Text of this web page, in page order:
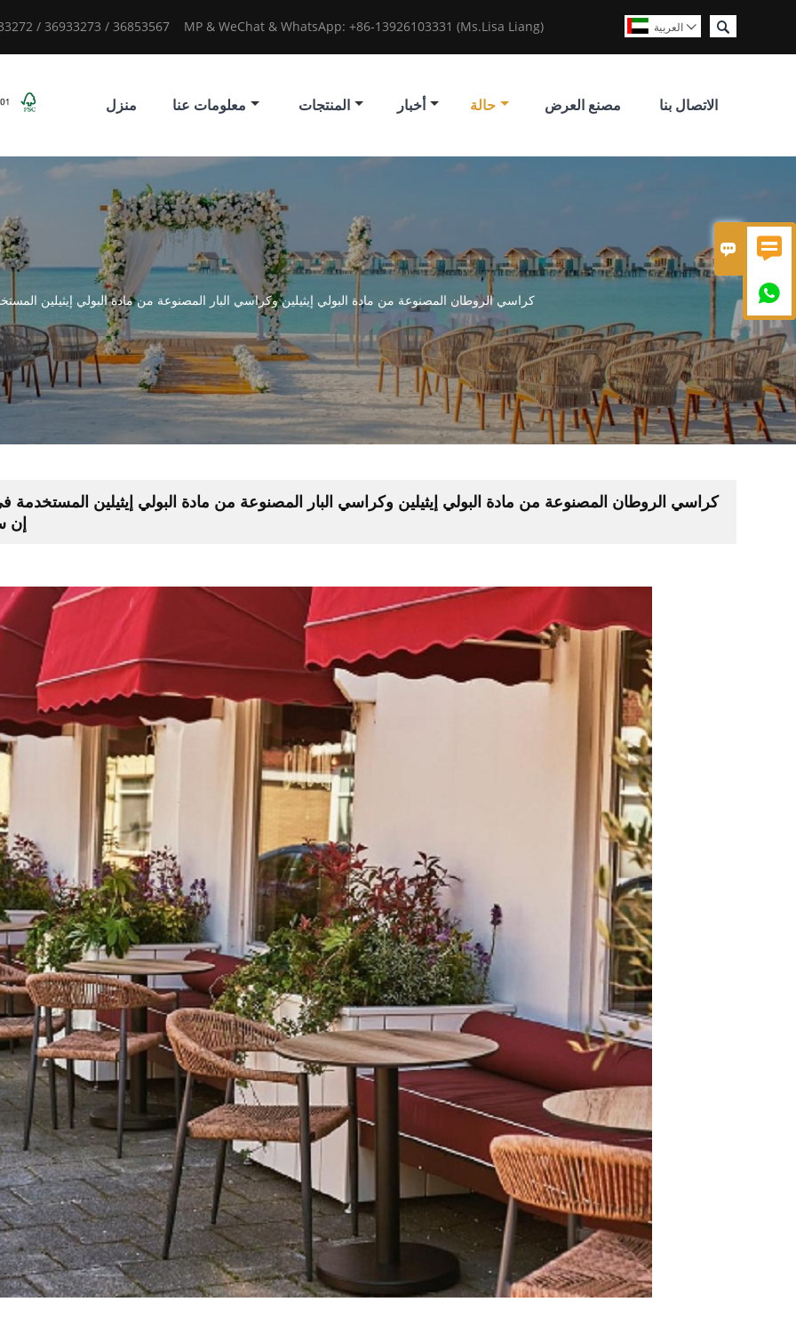
 

/ 36933273 / 36853567 MP & WeChat & WhatsApp: +86-13926103331 (Ms.Lisa Liang)  العربية 
منزل معلومات عنا المنتجات أخبار حالة مصنع العرض الاتصال بنا
كراسي الروطان المصنوعة من مادة البولي إيثيلين وكراسي البار المصنوعة من مادة البولي إيثيلين
كراسي الروطان المصنوعة من مادة البولي إيثيلين وكراسي البار المصنوعة من مادة البولي إيثيلين
إن